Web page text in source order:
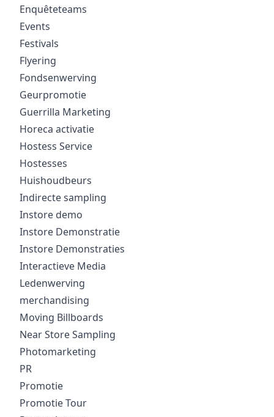
Enquêteteams
Events
Festivals
Flyering
Fondsenwerving
Geurpromotie
Guerrilla Marketing
Horeca activatie
Hostess Service
Hostesses
Huishoudbeurs
Indirecte sampling
Instore demo
Instore Demonstratie
Instore Demonstraties
Interactieve Media
Ledenwerving
merchandising
Moving Billboards
Near Store Sampling
Photomarketing
PR
Promotie
Promotie Tour